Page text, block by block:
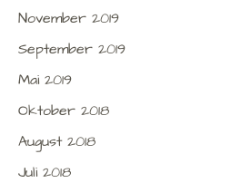
November 2019
September 2019
Mai 2019
Oktober 2018
August 2018
Juli 2018